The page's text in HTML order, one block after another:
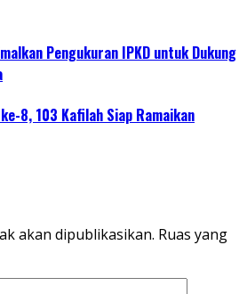
Pengukuran IPKD untuk Dukung
8, 103 Kafilah Siap Ramaikan
akan dipublikasikan. Ruas yang